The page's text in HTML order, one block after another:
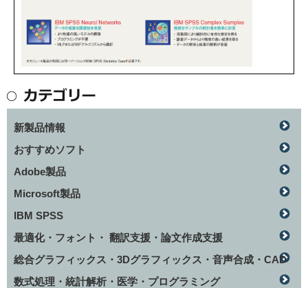
新製品情報
おすすめソフト
Adobe製品
Microsoft製品
IBM SPSS
最適化・フォント・ 翻訳支援・論文作成支援
総合グラフィックス・3Dグラフィックス・音声合成・CAD
数式処理・統計解析・医学・プログラミング